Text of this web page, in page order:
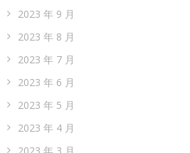
2023 年 9 月
2023 年 8 月
2023 年 7 月
2023 年 6 月
2023 年 5 月
2023 年 4 月